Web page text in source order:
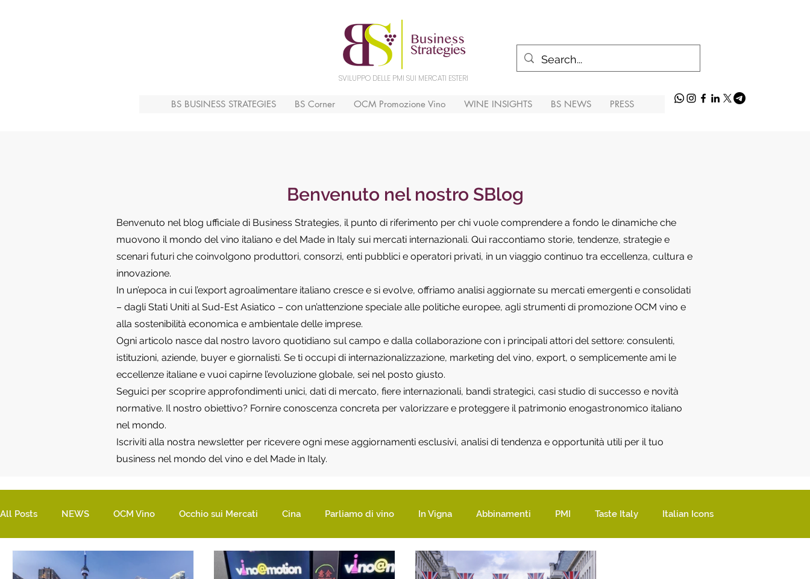
SVILUPPO DELLE PMI SUI MERCATI ESTERI
BS BUSINESS STRATEGIES BS Corner OCM Promozione Vino WINE INSIGHTS BS NEWS PRESS
Benvenuto nel nostro SBlog
Benvenuto nel blog ufficiale di Business Strategies, il punto di riferimento per chi vuole comprendere a fondo le dinamiche che
muovono il mondo del vino italiano e del Made in Italy sui mercati internazionali. Qui raccontiamo storie, tendenze, strategie e
scenari futuri che coinvolgono produttori, consorzi, enti pubblici e operatori privati, in un viaggio continuo tra eccellenza, cultura e
innovazione.
In un’epoca in cui l’export agroalimentare italiano cresce e si evolve, offriamo analisi aggiornate su mercati emergenti e consolidati
– dagli Stati Uniti al Sud-Est Asiatico – con un’attenzione speciale alle politiche europee, agli strumenti di promozione OCM vino e
alla sostenibilità economica e ambientale delle imprese.
Ogni articolo nasce dal nostro lavoro quotidiano sul campo e dalla collaborazione con i principali attori del settore: consulenti,
istituzioni, aziende, buyer e giornalisti. Se ti occupi di internazionalizzazione, marketing del vino, export, o semplicemente ami le
eccellenze italiane e vuoi capirne l’evoluzione globale, sei nel posto giusto.
Seguici per scoprire approfondimenti unici, dati di mercato, fiere internazionali, bandi strategici, casi studio di successo e novità
normative. Il nostro obiettivo? Fornire conoscenza concreta per valorizzare e proteggere il patrimonio enogastronomico italiano
nel mondo.
Iscriviti alla nostra newsletter per ricevere ogni mese aggiornamenti esclusivi, analisi di tendenza e opportunità utili per il tuo
business nel mondo del vino e del Made in Italy.
All Posts NEWS OCM Vino Occhio sui Mercati Cina Parliamo di vino In Vigna Abbinamenti PMI Taste Italy Italian Icons